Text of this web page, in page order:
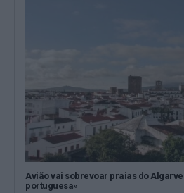
Avião vai sobrevoar praias do
portuguesa»